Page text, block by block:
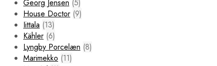
Georg Jensen (5)
House Doctor (9)
Iittala (13)
Kähler (6)
Lyngby Porcelæn (8)
Marimekko (11)